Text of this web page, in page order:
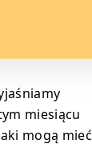
miesiącu
mogą mieć